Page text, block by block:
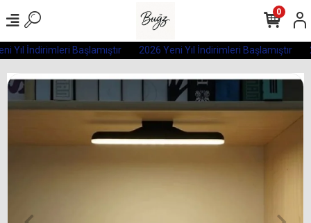
Yıl İndirimleri Başlamıştır 2026 Yeni Yıl İndirimleri Başlamıştır
0